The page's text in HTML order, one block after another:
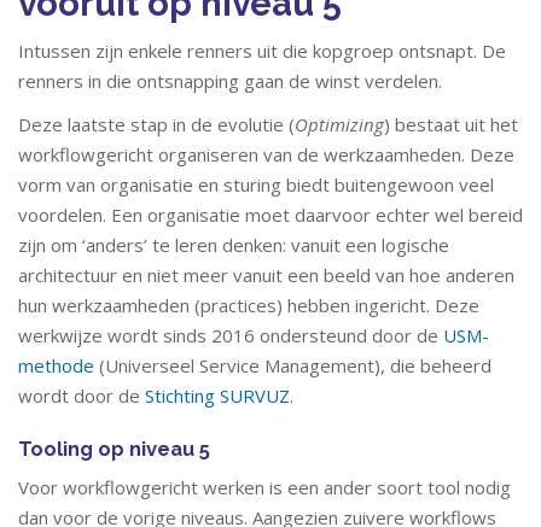
Intussen zijn enkele renners uit die kopgroep ontsnapt. De
renners in die ontsnapping gaan de winst verdelen.
Deze laatste stap in de evolutie (Optimizing) bestaat uit het
workflowgericht organiseren van de werkzaamheden. Deze
vorm van organisatie en sturing biedt buitengewoon veel
voordelen. Een organisatie moet daarvoor echter wel bereid
zijn om ‘anders’ te leren denken: vanuit een logische
architectuur en niet meer vanuit een beeld van hoe anderen
hun werkzaamheden (practices) hebben ingericht. Deze
werkwijze wordt sinds 2016 ondersteund door de USM-
methode (Universeel Service Management), die beheerd
wordt door de Stichting SURVUZ.
Tooling op niveau 5
Voor workflowgericht werken is een ander soort tool nodig
dan voor de vorige niveaus. Aangezien zuivere workflows